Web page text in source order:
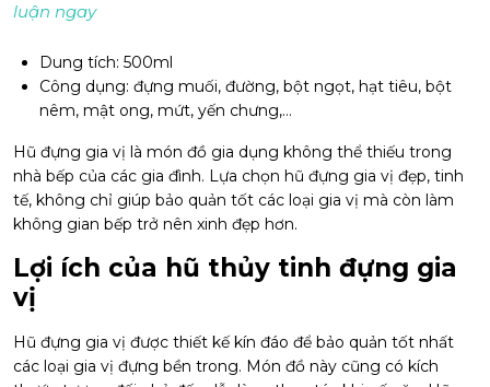
luận ngay
Dung tích: 500ml
Công dụng: đựng muối, đường, bột ngọt, hạt tiêu, bột
nêm, mật ong, mứt, yến chưng,…
Hũ đựng gia vị là món đồ gia dụng không thể thiếu trong
nhà bếp của các gia đình. Lựa chọn hũ đựng gia vị đẹp, tinh
tế, không chỉ giúp bảo quản tốt các loại gia vị mà còn làm
không gian bếp trở nên xinh đẹp hơn.
Lợi ích của hũ thủy tinh đựng gia
vị
Hũ đựng gia vị được thiết kế kín đáo để bảo quản tốt nhất
các loại gia vị đựng bền trong. Món đồ này cũng có kích